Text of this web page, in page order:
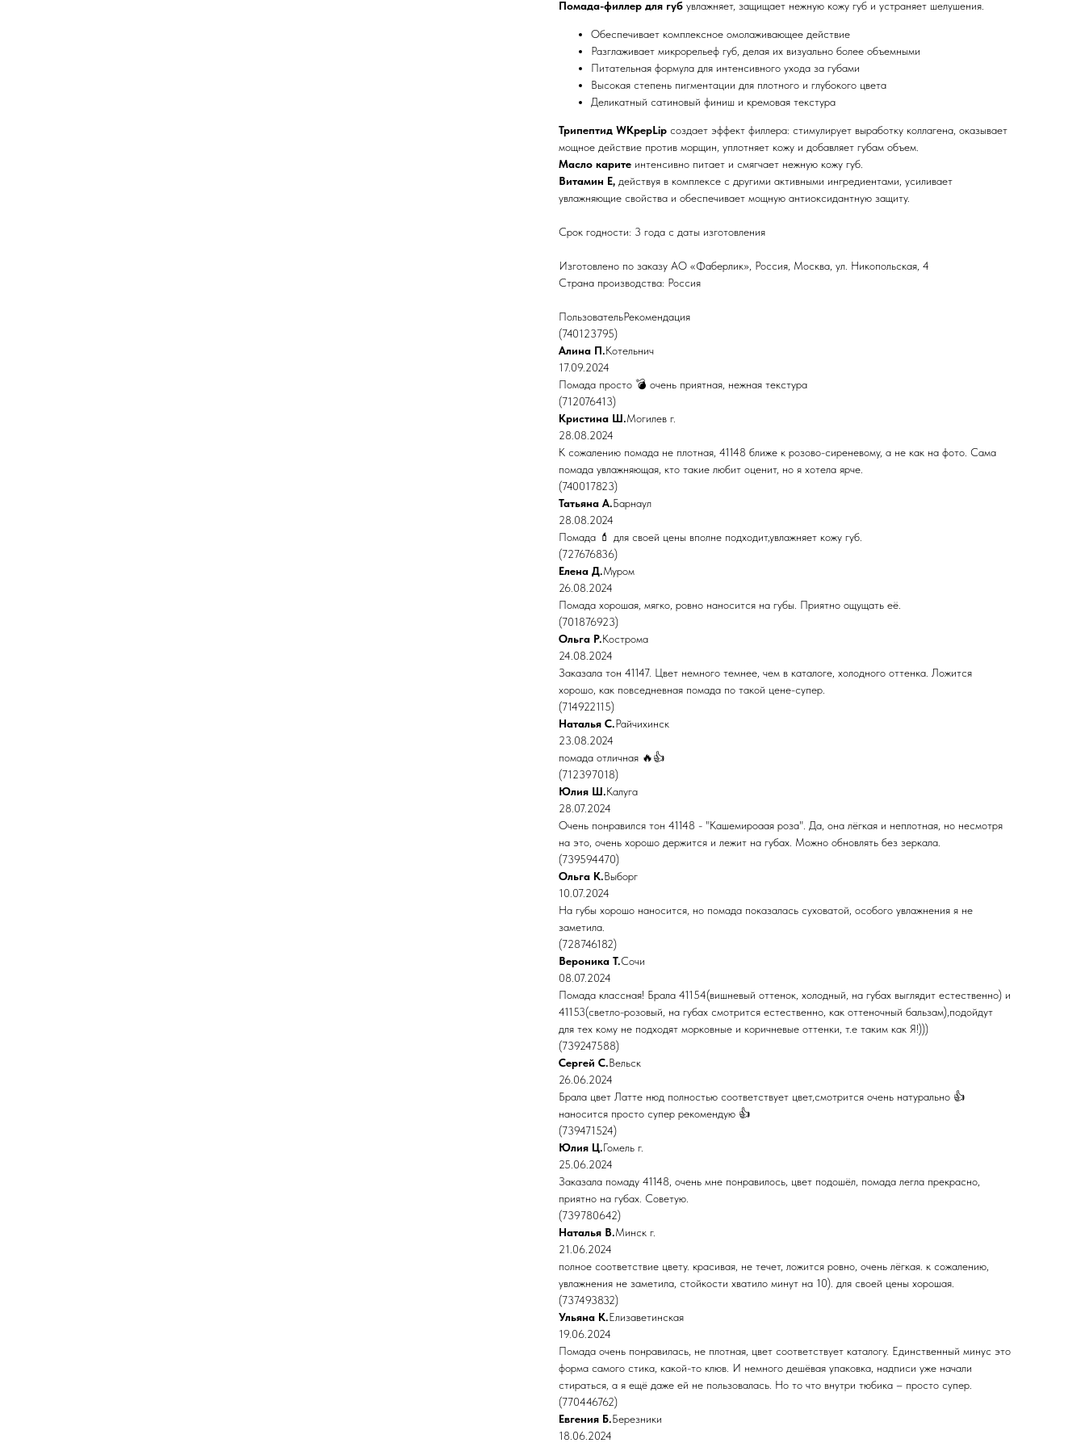
Помада-филлер для губ увлажняет, защищает нежную кожу губ и устраняет шелушения.
Обеспечивает комплексное омолаживающее действие
Разглаживает микрорельеф губ, делая их визуально более объемными
Питательная формула для интенсивного ухода за губами
Высокая степень пигментации для плотного и глубокого цвета
Деликатный сатиновый финиш и кремовая текстура
Трипептид WKpepLip создает эффект филлера: стимулирует выработку коллагена, оказывает
мощное действие против морщин, уплотняет кожу и добавляет губам объем.
Масло карите интенсивно питает и смягчает нежную кожу губ.
Витамин Е, действуя в комплексе с другими активными ингредиентами, усиливает
увлажняющие свойства и обеспечивает мощную антиоксидантную защиту.
Срок годности: 3 года с даты изготовления
Изготовлено по заказу АО «Фаберлик», Россия, Москва, ул. Никопольская, 4
Страна производства: Россия
ПользовательРекомендация
(740123795)
Алина П.Котельнич
17.09.2024
Помада просто 💣 очень приятная, нежная текстура
(712076413)
Кристина Ш.Могилев г.
28.08.2024
К сожалению помада не плотная, 41148 ближе к розово-сиреневому, а не как на фото. Сама
помада увлажняющая, кто такие любит оценит, но я хотела ярче.
(740017823)
Татьяна А.Барнаул
28.08.2024
Помада 💄 для своей цены вполне подходит,увлажняет кожу губ.
(727676836)
Елена Д.Муром
26.08.2024
Помада хорошая, мягко, ровно наносится на губы. Приятно ощущать её.
(701876923)
Ольга Р.Кострома
24.08.2024
Заказала тон 41147. Цвет немного темнее, чем в каталоге, холодного оттенка. Ложится
хорошо, как повседневная помада по такой цене-супер.
(714922115)
Наталья С.Райчихинск
23.08.2024
помада отличная 🔥👍
(712397018)
Юлия Ш.Калуга
28.07.2024
Очень понравился тон 41148 - "Кашемироаая роза". Да, она лёгкая и неплотная, но несмотря
на это, очень хорошо держится и лежит на губах. Можно обновлять без зеркала.
(739594470)
Ольга К.Выборг
10.07.2024
На губы хорошо наносится, но помада показалась суховатой, особого увлажнения я не
заметила.
(728746182)
Вероника Т.Сочи
08.07.2024
Помада классная! Брала 41154(вишневый оттенок, холодный, на губах выглядит естественно) и
41153(светло-розовый, на губах смотрится естественно, как оттеночный бальзам),подойдут
для тех кому не подходят морковные и коричневые оттенки, т.е таким как Я!)))
(739247588)
Сергей С.Вельск
26.06.2024
Брала цвет Латте нюд полностью соответствует цвет,смотрится очень натурально 👍
наносится просто супер рекомендую 👍
(739471524)
Юлия Ц.Гомель г.
25.06.2024
Заказала помаду 41148, очень мне понравилось, цвет подошёл, помада легла прекрасно,
приятно на губах. Советую.
(739780642)
Наталья В.Минск г.
21.06.2024
полное соответствие цвету. красивая, не течет, ложится ровно, очень лёгкая. к сожалению,
увлажнения не заметила, стойкости хватило минут на 10). для своей цены хорошая.
(737493832)
Ульяна К.Елизаветинская
19.06.2024
Помада очень понравилась, не плотная, цвет соответствует каталогу. Единственный минус это
форма самого стика, какой-то клюв. И немного дешёвая упаковка, надписи уже начали
стираться, а я ещё даже ей не пользовалась. Но то что внутри тюбика – просто супер.
(770446762)
Евгения Б.Березники
18.06.2024